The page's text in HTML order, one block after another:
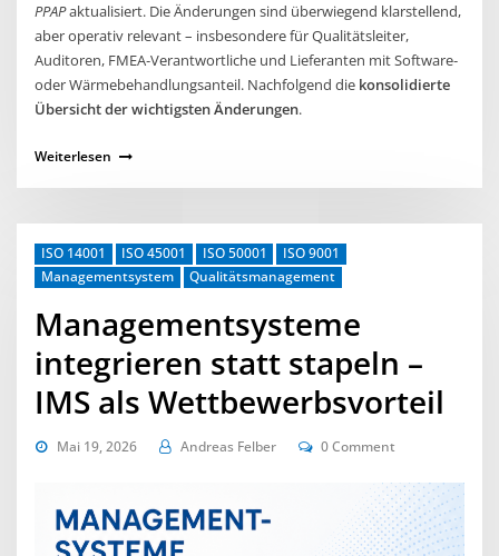
PPAPaktualisiert. Die Änderungen sind überwiegend klarstellend,
aber operativ relevant – insbesondere für Qualitätsleiter,
Auditoren, FMEA‑Verantwortliche und Lieferanten mit Software‑
oder Wärmebehandlungsanteil. Nachfolgend die konsolidierte
Übersicht der wichtigsten Änderungen.
Weiterlesen
ISO 14001 ISO 45001 ISO 50001
ISO 9001
Managementsystem
Qualitätsmanagement
Managementsysteme
integrieren statt stapeln –
IMS als Wettbewerbsvorteil
Mai 19, 2026 Andreas Felber 0 Comment